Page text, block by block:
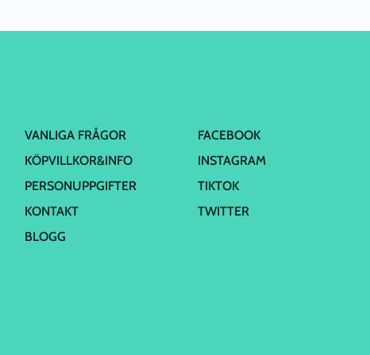
VANLIGA FRÅGOR
KÖPVILLKOR&INFO
PERSONUPPGIFTER
KONTAKT
BLOGG
FACEBOOK
INSTAGRAM
TIKTOK
TWITTER